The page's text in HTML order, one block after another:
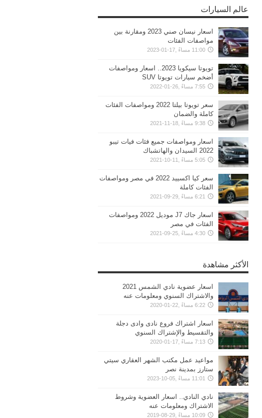
عالم السيارات
اسعار نيسان صني 2023 ومقارنة بين
مواصفات الفئات
11:00 مساءً ,17-01-2023
تويوتا سيكويا 2023.. اسعار ومواصفات
أضخم سيارات تويوتا SUV
7:55 مساءً ,26-01-2022
سعر تويوتا بيلتا 2022 ومواصفات الفئات
كاملة والضمان
9:38 مساءً ,18-11-2021
اسعار ومواصفات جميع فئات فيات تيبو
2022 السيدان والهاتشباك
5:05 مساءً ,11-10-2021
سعر كيا اكسييد 2022 في مصر ومواصفات
الفئات كاملة
6:21 مساءً ,29-09-2021
اسعار جاك J7 موديل 2022 ومواصفات
الفئات في مصر
4:30 مساءً ,25-09-2021
الأكثر مشاهدة
اسعار عضوية نادي الشمس 2021
والاشتراك السنوي ومعلومات عنه
6:22 مساءً ,22-01-2020
اسعار اشتراك فروع نادى وادى دجلة
والتقسيط والإشتراك السنوي
7:13 مساءً ,17-01-2020
مواعيد عمل مكتب الشهر العقاري سيتي
ستارز بمدينة نصر
11:01 مساءً ,05-10-2023
نادي النادي.. اسعار العضوية وشروط
الاشتراك ومعلومات عنه
10:09 مساءً ,29-08-2019